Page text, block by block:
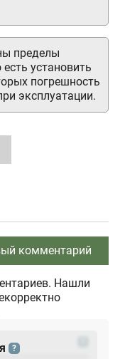
пределы
установить
погрешность
эксплуатации.
комментарий
Нашли
?